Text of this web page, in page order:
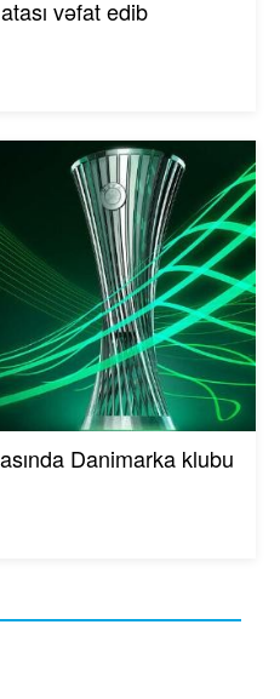
vəfat edib
Danimarka klubu